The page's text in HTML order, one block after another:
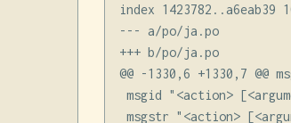
index 1423782..a6eab39
--- a/po/ja.po
+++ b/po/ja.po
@@ -1330,6 +1330,7 @@
msgid "<action>
msgstr "<action>